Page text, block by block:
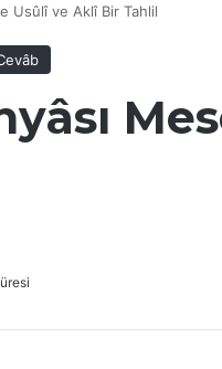
Usûlî ve Aklî Bir Tahlil